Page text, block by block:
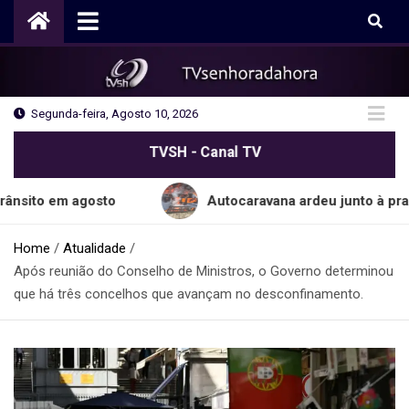
Segunda-feira, Agosto 10, 2026
TVSH - Canal TV
agosto Autocaravana ardeu junto à praia do
Home
Atualidade
Após reunião do Conselho de Ministros, o Governo determinou
que há três concelhos que avançam no desconfinamento.